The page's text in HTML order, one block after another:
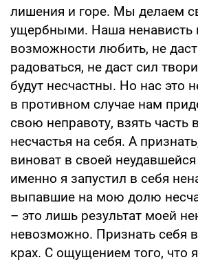
лишения и горе. Мы делаем
ущербными. Наша ненависть
возможности любить, не
радоваться, не даст сил
будут несчастны. Но нас это
в противном случае нам
свою неправоту, взять часть
несчастья на себя. А
виноват в своей
именно я запустил в себя
выпавшие на мою долю
– это лишь результат моей
невозможно. Признать себя
крах. С ощущением того, что